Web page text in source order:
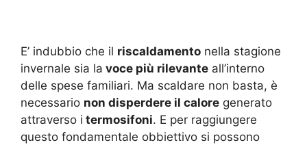
E’ indubbio che il riscaldamento nella stagione
invernale sia la voce più rilevante all’interno
delle spese familiari. Ma scaldare non basta, è
necessario non disperdere il calore generato
attraverso i termosifoni. E per raggiungere
questo fondamentale obbiettivo si possono